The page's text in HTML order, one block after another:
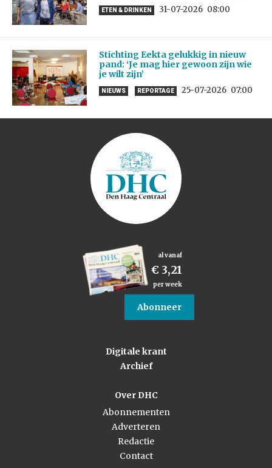
ETEN & DRINKEN 31-07-2026 08:00
Stichting Eekta gelukkig in nieuw
pand: ‘Je mag hier gewoon zijn wie
je wilt zijn’
NIEUWS REPORTAGE 25-07-2026 07:00
al vanaf
€ 3,21
per week
Abonneer
Digitale krant
Archief
Over DHC
Abonnementen
Adverteren
Redactie
Contact